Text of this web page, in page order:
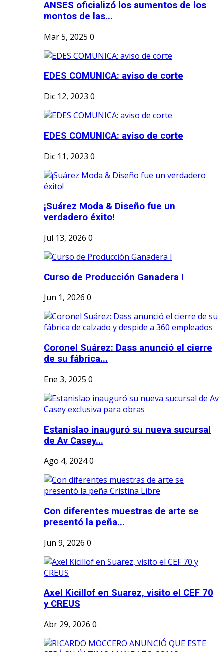
ANSES oficializó los aumentos de los
montos de las...
Mar 5, 2025 0
EDES COMUNICA: aviso de corte
Dic 12, 2023 0
EDES COMUNICA: aviso de corte
Dic 11, 2023 0
¡Suárez Moda & Diseño fue un
verdadero éxito!
Jul 13, 2026 0
Curso de Producción Ganadera I
Jun 1, 2026 0
Coronel Suárez: Dass anunció el cierre
de su fábrica...
Ene 3, 2025 0
Estanislao inauguró su nueva sucursal
de Av Casey...
Ago 4, 20240
Con diferentes muestras de arte se
presentó la peña...
Jun 9, 2026 0
Axel Kicillof en Suarez, visito el CEF 70
y CREUS
Abr 29, 2026 0